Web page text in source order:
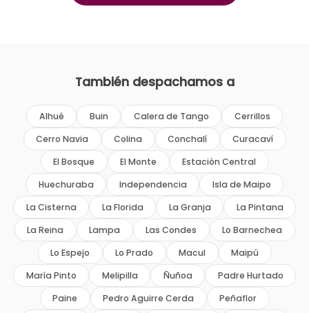
También despachamos a
Alhué Buin Calera de Tango
Cerrillos
Cerro Navia
Colina Conchalí
Curacaví
El Bosque
El Monte
Estación Central
Huechuraba
Independencia
Isla de Maipo
La Cisterna
La Florida La Granja
La Pintana
La Reina
Lampa Las Condes
Lo Barnechea
Lo Espejo
Lo Prado Macul
Maipú
María Pinto
Melipilla Ñuñoa
Padre Hurtado
Paine
Pedro Aguirre Cerda Peñaflor